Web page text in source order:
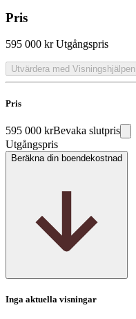
Pris
595 000 kr Utgångspris
Utvärdera med Visningshjälpen
Pris
595 000 krBevaka slutpris
Utgångspris
Beräkna din boendekostnad
Inga aktuella visningar